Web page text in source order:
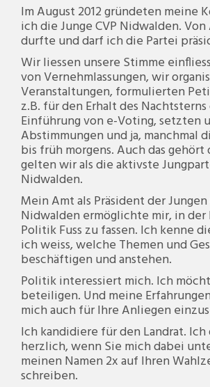
Im August 2012 gründeten meine
ich die Junge CVP Nidwalden.
durfte und darf ich die Partei
Wir liessen unsere Stimme
von Vernehmlassungen, wir
Veranstaltungen, formulierten
z.B. für den Erhalt des
Einführung von e-Voting, setzten
Abstimmungen und ja, manchmal
bis früh morgens. Auch das gehört
gelten wir als die aktivste
Nidwalden.
Mein Amt als Präsident der Jungen
Nidwalden ermöglichte mir, in
Politik Fuss zu fassen. Ich kenne
ich weiss, welche Themen und
beschäftigen und anstehen.
Politik interessiert mich. Ich
beteiligen. Und meine
mich auch für Ihre Anliegen
Ich kandidiere für den Landrat.
herzlich, wenn Sie mich dabei
meinen Namen 2x auf Ihren
schreiben.